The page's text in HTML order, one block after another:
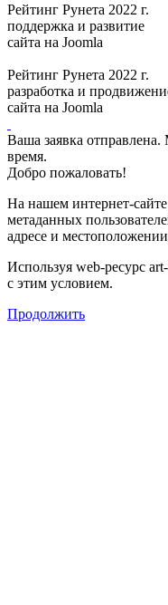
Рейтинг Рунета 2022 г.
поддержка и развитие
сайта на Joomla
Рейтинг Рунета 2022 г.
разработка и
сайта на Joomla
Ваша заявка
время.
Добро пожаловать!
На нашем интернет-
метаданных
адресе и
Используя web-ресурс
с этим условием.
Продолжить